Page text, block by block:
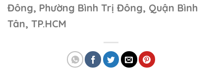
Đông, Phường Bình Trị Đông, Quận Bình
Tân, TP.HCM